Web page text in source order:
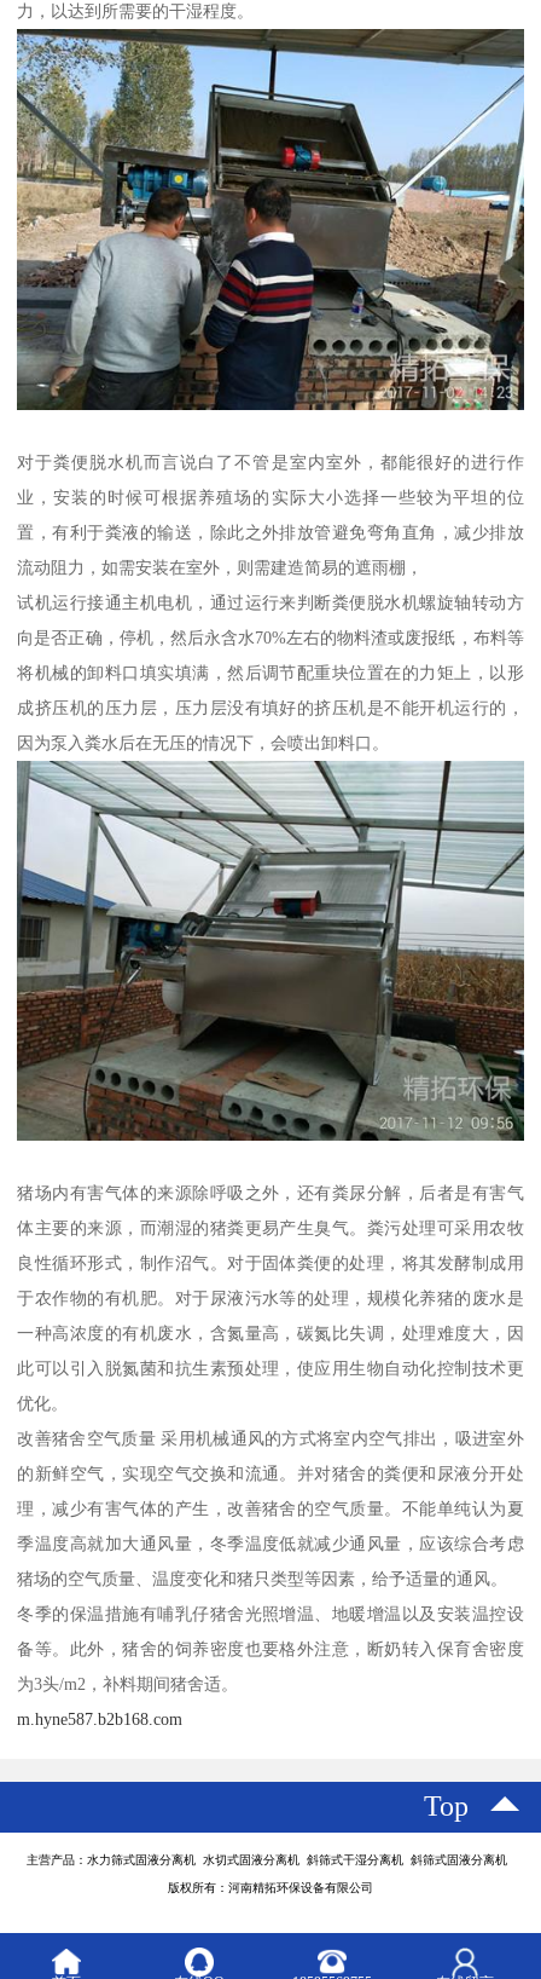
力，以达到所需要的干湿程度。
对于粪便脱水机而言说白了不管是室内室外，都能很好的进行作
业，安装的时候可根据养殖场的实际大小选择一些较为平坦的位
置，有利于粪液的输送，除此之外排放管避免弯角直角，减少排放
流动阻力，如需安装在室外，则需建造简易的遮雨棚，
试机运行接通主机电机，通过运行来判断粪便脱水机螺旋轴转动方
向是否正确，停机，然后永含水70%左右的物料渣或废报纸，布料等
将机械的卸料口填实填满，然后调节配重块位置在的力矩上，以形
成挤压机的压力层，压力层没有填好的挤压机是不能开机运行的，
因为泵入粪水后在无压的情况下，会喷出卸料口。
猪场内有害气体的来源除呼吸之外，还有粪尿分解，后者是有害气
体主要的来源，而潮湿的猪粪更易产生臭气。粪污处理可采用农牧
良性循环形式，制作沼气。对于固体粪便的处理，将其发酵制成用
于农作物的有机肥。对于尿液污水等的处理，规模化养猪的废水是
一种高浓度的有机废水，含氮量高，碳氮比失调，处理难度大，因
此可以引入脱氮菌和抗生素预处理，使应用生物自动化控制技术更
优化。
改善猪舍空气质量 采用机械通风的方式将室内空气排出，吸进室外
的新鲜空气，实现空气交换和流通。并对猪舍的粪便和尿液分开处
理，减少有害气体的产生，改善猪舍的空气质量。不能单纯认为夏
季温度高就加大通风量，冬季温度低就减少通风量，应该综合考虑
猪场的空气质量、温度变化和猪只类型等因素，给予适量的通风。
冬季的保温措施有哺乳仔猪舍光照增温、地暖增温以及安装温控设
备等。此外，猪舍的饲养密度也要格外注意，断奶转入保育舍密度
为3头/m2，补料期间猪舍适。
m.hyne587.b2b168.com
Top
主营产品：水力筛式固液分离机 水切式固液分离机 斜筛式干湿分离机 斜筛式固液分离机
版权所有：河南精拓环保设备有限公司